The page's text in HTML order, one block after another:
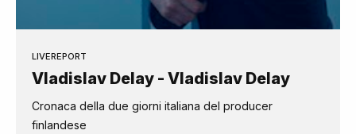
LIVEREPORT
Vladislav Delay - Vladislav Delay
Cronaca della due giorni italiana del producer
finlandese